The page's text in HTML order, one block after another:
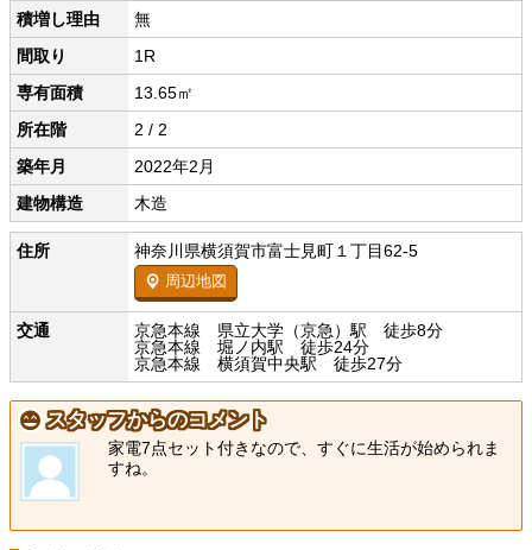
積増し理由
無
間取り
1R
専有面積
13.65㎡
所在階
2 / 2
築年月
2022年2月
建物構造
木造
住所 神奈川県横須賀市富士見町１丁目62-5
周辺地図
交通
京急本線 県立大学（京急）駅 徒歩8分
京急本線 堀ノ内駅 徒歩24分
京急本線 横須賀中央駅 徒歩27分
スタッフからのコメント
家電7点セット付きなので、すぐに生活が始められま
すね。